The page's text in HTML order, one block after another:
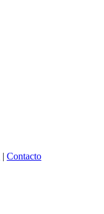
| Contacto